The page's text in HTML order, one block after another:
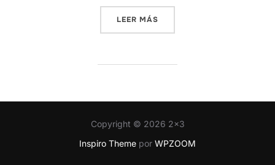
LEER MÁS
Copyright © 2026 2x3
Inspiro Theme por WPZOOM